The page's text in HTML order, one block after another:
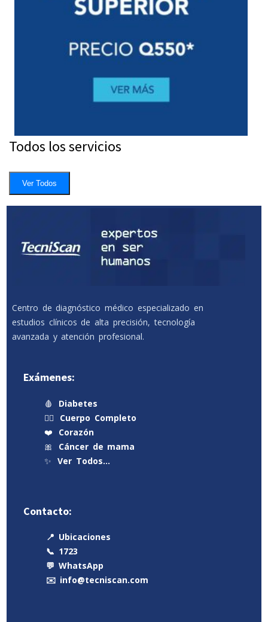
Todos los servicios
Ver Todos
Centro de diagnóstico médico especializado en
estudios clínicos de alta precisión, tecnología
avanzada y atención profesional.
Exámenes:
🩸
Diabetes
🧍‍♂️
Cuerpo Completo
❤️
Corazón
🎀
Cáncer de mama
✨ Ver Todos…
Contacto:
📍 Ubicaciones
📞 1723
💬 WhatsApp
✉️ info@tecniscan.com